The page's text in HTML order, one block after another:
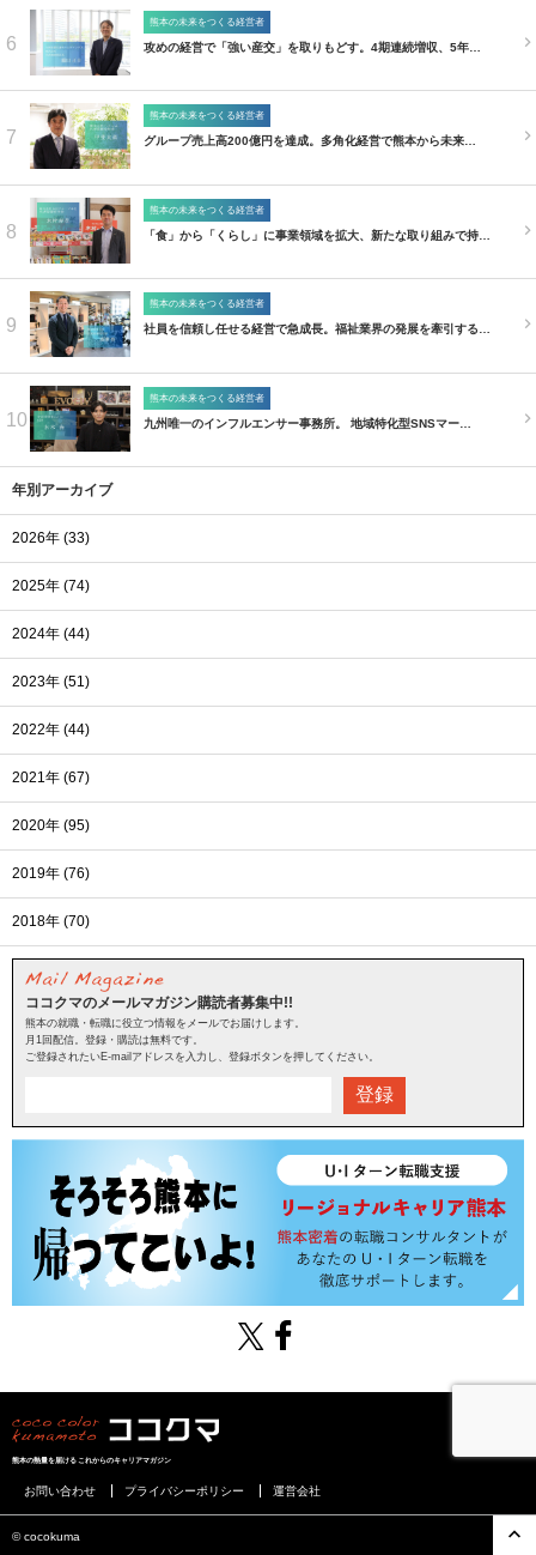
6
熊本の未来をつくる経営者
攻めの経営で「強い産交」を取りもどす。4期連続増収、5年…
7
熊本の未来をつくる経営者
グループ売上高200億円を達成。多角化経営で熊本から未来…
8
熊本の未来をつくる経営者
「食」から「くらし」に事業領域を拡大、新たな取り組みで持…
9
熊本の未来をつくる経営者
社員を信頼し任せる経営で急成長。福祉業界の発展を牽引する…
10
熊本の未来をつくる経営者
九州唯一のインフルエンサー事務所。 地域特化型SNSマー…
年別アーカイブ
2026年 (33)
2025年 (74)
2024年 (44)
2023年 (51)
2022年 (44)
2021年 (67)
2020年 (95)
2019年 (76)
2018年 (70)
ココクマのメールマガジン購読者募集中!!
熊本の就職・転職に役立つ情報をメールでお届けします。
月1回配信。登録・購読は無料です。
ご登録されたいE-mailアドレスを入力し、登録ボタンを押してください。
登録
熊本の熱量を届けるこれからのキャリアマガジン
お問い合わせ プライバシーポリシー 運営会社
©︎ cocokuma